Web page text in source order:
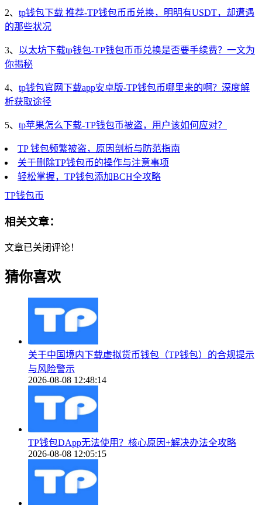
2、 tp钱包下载 推荐-TP钱包币币兑换，明明有USDT，却遭遇
的那些状况
3、 以太坊下载tp钱包-TP钱包币币兑换是否要手续费？一文为
你揭秘
4、 tp钱包官网下载app安卓版-TP钱包币哪里来的啊？深度解
析获取途径
5、 tp苹果怎么下载-TP钱包币被盗，用户该如何应对？
TP 钱包频繁被盗，原因剖析与防范指南
关于删除TP钱包币的操作与注意事项
轻松掌握，TP钱包添加BCH全攻略
TP钱包币
相关文章：
文章已关闭评论！
猜你喜欢
关于中国境内下载虚拟货币钱包（TP钱包）的合规提示
与风险警示
2026-08-08 12:48:14
TP钱包DApp无法使用？核心原因+解决办法全攻略
2026-08-08 12:05:15